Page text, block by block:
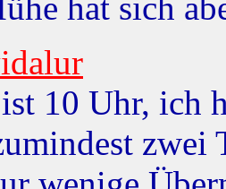
10 Uhr, ich
zwei